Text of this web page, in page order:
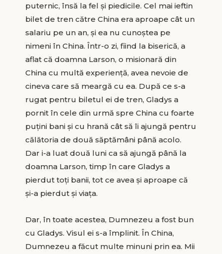
puternic, însă la fel şi piedicile. Cel mai ieftin
bilet de tren către China era aproape cât un
salariu pe un an, şi ea nu cunoştea pe
nimeni în China. Într-o zi, fiind la biserică, a
aflat că doamna Larson, o misionară din
China cu multă experienţă, avea nevoie de
cineva care să meargă cu ea. După ce s-a
rugat pentru biletul ei de tren, Gladys a
pornit în cele din urmă spre China cu foarte
puţini bani şi cu hrană cât să îi ajungă pentru
călătoria de două săptămâni până acolo.
Dar i-a luat două luni ca să ajungă până la
doamna Larson, timp în care Gladys a
pierdut toţi banii, tot ce avea şi aproape că
şi-a pierdut şi viaţa.
Dar, în toate acestea, Dumnezeu a fost bun
cu Gladys. Visul ei s-a împlinit. În China,
Dumnezeu a făcut multe minuni prin ea. Mii